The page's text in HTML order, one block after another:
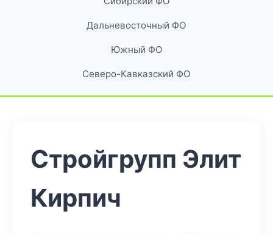
Дальневосточный ФО
Южный ФО
Северо-Кавказский ФО
Стройгрупп Элит
Кирпич